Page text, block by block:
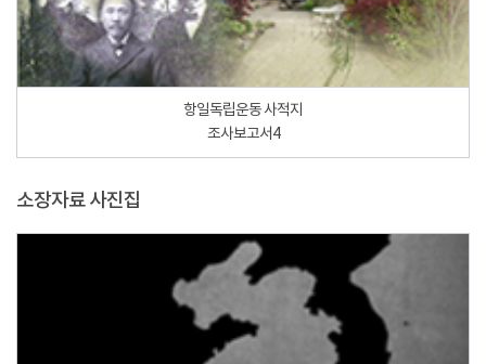
항일독립운동 사적지
조사보고서4
소장자료 사진집